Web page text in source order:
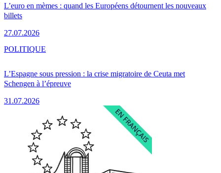
L’euro en mèmes : quand les Européens détournent les nouveaux
billets
27.07.2026
L’Espagne sous pression : la crise migratoire de Ceuta met
Schengen à l’épreuve
31.07.2026
POLITIQUE